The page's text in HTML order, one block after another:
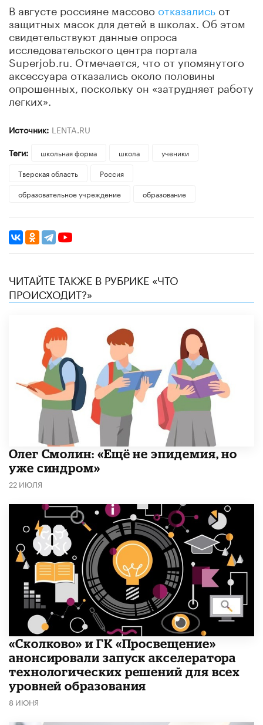
В августе россияне массово отказались от
защитных масок для детей в школах. Об этом
свидетельствуют данные опроса
исследовательского центра портала
Superjob.ru. Отмечается, что от упомянутого
аксессуара отказались около половины
опрошенных, поскольку он «затрудняет работу
легких».
Источник: LENTA.RU
Теги:
школьная форма школа
ученики
Тверская область
Россия
образовательное учреждение
образование
ЧИТАЙТЕ ТАКЖЕ В РУБРИКЕ «ЧТО
ПРОИСХОДИТ?»
​Олег Смолин: «Ещё не эпидемия, но
уже синдром»
22 ИЮЛЯ
«Сколково» и ГК «Просвещение»
анонсировали запуск акселератора
технологических решений для всех
уровней образования
8 ИЮНЯ